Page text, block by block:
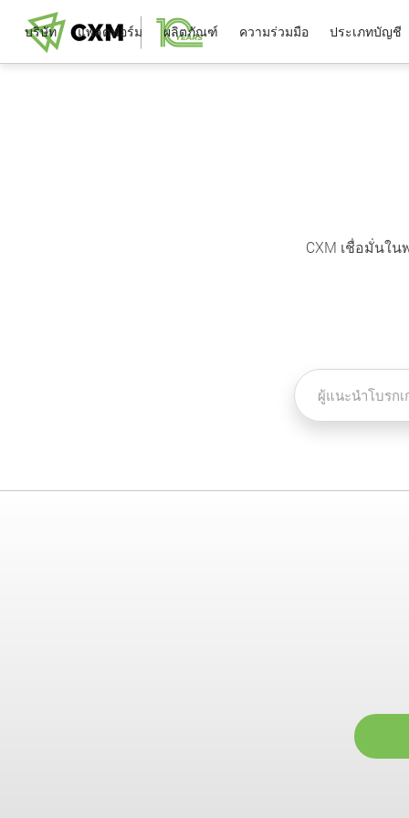
บริษัท แพลตฟอร์ม ผลิตภัณฑ์ ความร่วมมือ ประเภทบัญชี
CXM เชื่อมั่นใ
ผู้แนะนำโบรกเ